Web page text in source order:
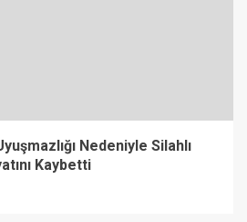
Nedeniyle Silahlı
Kaybetti